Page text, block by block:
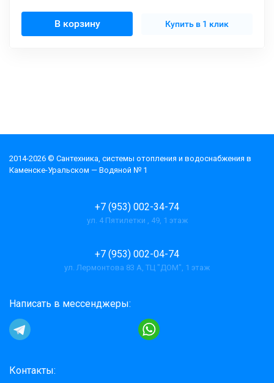
В корзину Купить в 1 клик
2014-2026 © Cантехника, системы отопления и водоснабжения в
Каменске-Уральском — Водяной № 1
+7 (953) 002-34-74
ул. 4 Пятилетки , 49, 1 этаж
+7 (953) 002-04-74
ул. Лермонтова 83 А, ТЦ "ДОМ", 1 этаж
Написать в мессенджеры:
Контакты: